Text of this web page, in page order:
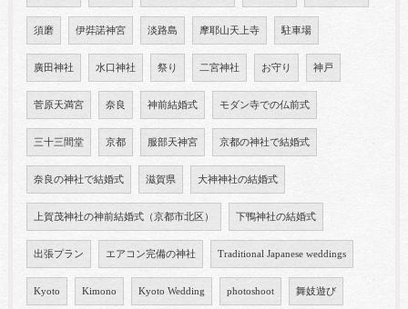
須磨 伊弉諾神宮 淡路島 摩耶山天上寺 駐車場
廣田神社 水口神社 祭り 二宮神社 お守り 神戸
菅原天満宮 奈良 神前結婚式 モダン寺での仏前式
三十三間堂 京都 服部天神宮 京都の神社で結婚式
奈良の神社で結婚式 滋賀県 大神神社の結婚式
上賀茂神社の神前結婚式（京都市北区） 下鴨神社の結婚式
出張プラン エアコン完備の神社 Traditional Japanese weddings
Kyoto Kimono Kyoto Wedding photoshoot 舞妓遊び